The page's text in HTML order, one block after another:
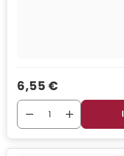
Verkaufspreis
6,55 €